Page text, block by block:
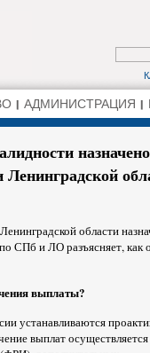
АДМИНИСТРАЦИЯ
назначено
области
СПб и ЛО разъясняет, как
выплаты?
устанавливаются
выплат